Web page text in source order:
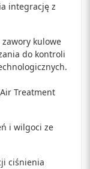
integrację z
kulowe
do kontroli
Treatment
i wilgoci ze
ciśnienia